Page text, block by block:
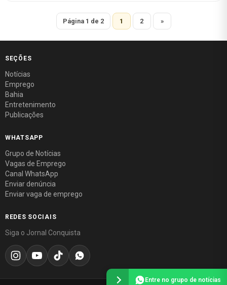
Página 1 de 2 1 2 »
SEÇÕES
Notícias
Emprego
Bahia
Entretenimento
Publicações
WHATSAPP
Grupo de Notícias
Vagas de Emprego
Canal WhatsApp
Enviar denúncia
Enviar vaga de emprego
REDES SOCIAIS
Siga o Jornal Conquista
Entre no grupo de notícias